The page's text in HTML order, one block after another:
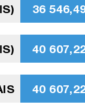
36
40
40